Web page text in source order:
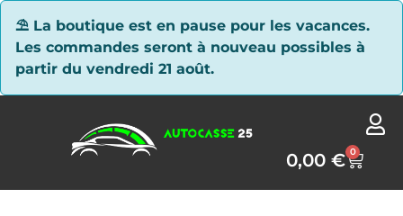
⛱ La boutique est en pause pour les vacances.
Les commandes seront à nouveau possibles à
partir du vendredi 21 août.
0,00€ 0
Panneau de gestion des cookies